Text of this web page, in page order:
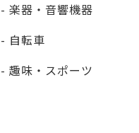
- 楽器・音響機器
- 自転車
- 趣味・スポーツ